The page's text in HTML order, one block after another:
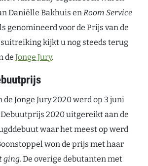
Daniëlle Bakhuis enRoom Service
genomineerd voor de Prijs van de
kijkt u nog steeds terug
de Jonge Jury.
de Jonge Jury 2020 werd op 3 juni
Debuutprijs 2020 uitgereikt aan de
waar het meest op werd
won de prijs met haar
ging. De overige debutanten met